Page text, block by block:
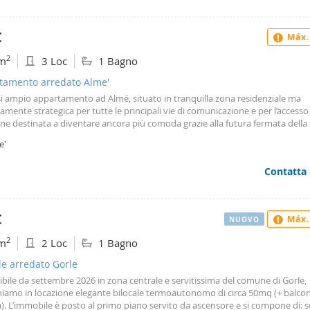
una cantina e un box doppio con scaffalature e ripostiglio.
2 3 Loc 1 Bagno
arredato Alme'
ampio appartamento ad Almé, situato in tranquilla zona residenziale ma
strategica per tutte le principali vie di comunicazione e per l’accesso
destinata a diventare ancora più comoda grazie alla futura fermata della
e funzionalità. Si compone di ingresso, luminoso soggiorno, cucina separata
contenute, ma presente). Inserito in una piccola palazzina, gode di costi
e leggero. Soluzione perfetta per chi desidera vivere in un contesto
senza rinunciare alla comodità. Libero da settembre 2026 - verranno
solo persone referenziate. Per info ed appuntamenti contatta il
Contatta
2 2 Loc 1 Bagno
arredato Gorle
da settembre 2026 in zona centrale e servitissima del comune di Gorle,
in locazione elegante bilocale termoautonomo di circa 50mq (+
L’immobile è posto al primo piano servito da ascensore e si compone di:
NUOVO